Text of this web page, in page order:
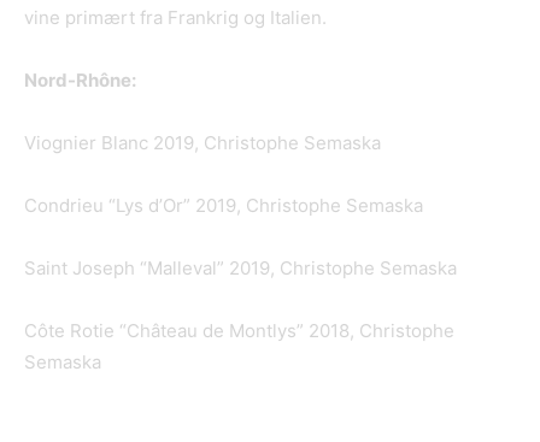
vine primært fra Frankrig og Italien.
Nord-Rhône:
Viognier Blanc 2019, Christophe Semaska
Condrieu “Lys d’Or” 2019, Christophe Semaska
Saint Joseph “Malleval” 2019, Christophe Semaska
Côte Rotie “Château de Montlys” 2018, Christophe
Semaska